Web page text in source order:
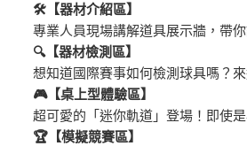
🛠️【器材介紹區】
專業人員現場講解道具展示牆，帶
🔍【器材檢測區】
想知道國際賽事如何檢測球具嗎？
🎮【桌上型體驗區】
超可愛的「迷你軌道」登場！即使
🏆【模擬競賽區】